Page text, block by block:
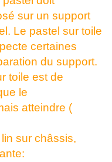
sur un support
Le pastel sur toile
certaines
du support.
toile est de
le
atteindre (
sur châssis,